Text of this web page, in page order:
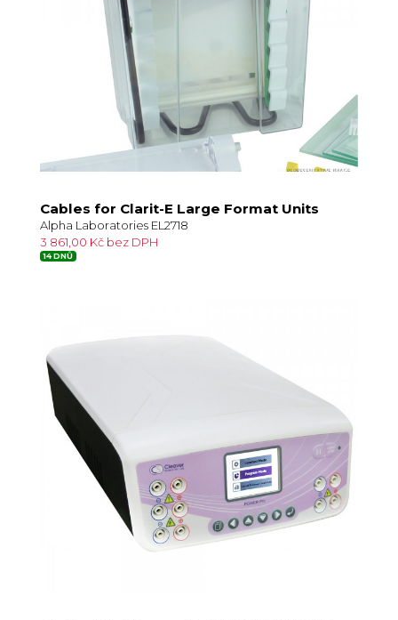
Cables for Clarit-E Large Format Units
Alpha Laboratories EL2718
3 861,00 Kč bez DPH
14 DNŮ